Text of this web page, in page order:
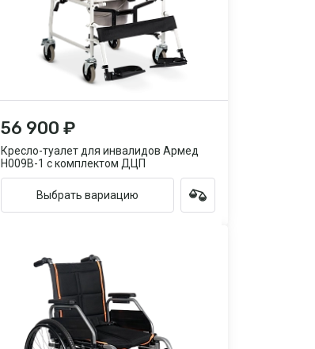
56 900 ₽
Кресло-туалет для инвалидов Армед
H009B-1 с комплектом ДЦП
Выбрать вариацию